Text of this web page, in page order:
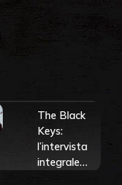
The Black
Keys:
l’intervista
integrale